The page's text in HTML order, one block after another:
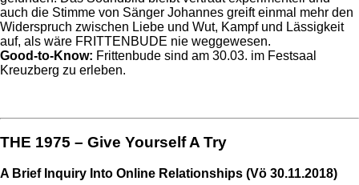
auch die Stimme von Sänger Johannes greift einmal mehr den
Widerspruch zwischen Liebe und Wut, Kampf und Lässigkeit
auf, als wäre FRITTENBUDE nie weggewesen.
Good-to-Know: Frittenbude sind am 30.03. im Festsaal
Kreuzberg zu erleben.
THE 1975 – Give Yourself A Try
A Brief Inquiry Into Online Relationships (Vö 30.11.2018)